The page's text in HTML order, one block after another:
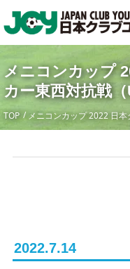
メニコンカップ
カー東西対抗戦（
TOP メニコンカップ 2022 日
2022.7.14